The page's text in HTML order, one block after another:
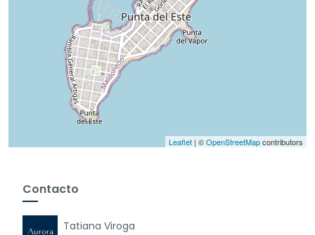
Leaflet | ©OpenStreetMapcontributors
Contacto
Tatiana Viroga